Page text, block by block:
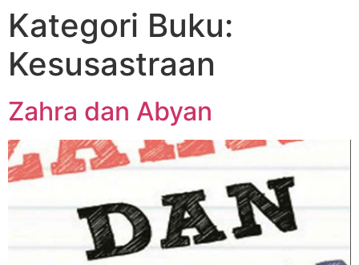
Kategori Buku:
Kesusastraan
Zahra dan Abyan